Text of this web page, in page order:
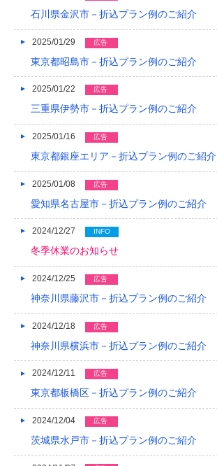
2013/07
2013/06
2013/03
2013/02
2012/12
2012/11
2012/10
2012/09
石川県金沢市－折込プラン例のご紹介
2025/01/29 広告
東京都昭島市－折込プラン例のご紹介
2025/01/22 広告
三重県伊勢市－折込プラン例のご紹介
2025/01/16 広告
東京都銀座エリア－折込プラン例のご紹介
2025/01/08 広告
愛知県名古屋市－折込プラン例のご紹介
2024/12/27 INFO
冬季休業のお知らせ
2024/12/25 広告
神奈川県藤沢市－折込プラン例のご紹介
2024/12/18 広告
神奈川県横浜市－折込プラン例のご紹介
2024/12/11 広告
東京都板橋区－折込プラン例のご紹介
2024/12/04 広告
茨城県水戸市－折込プラン例のご紹介